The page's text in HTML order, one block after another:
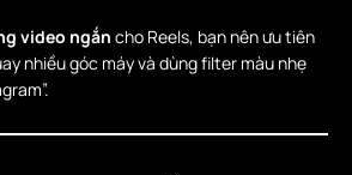
video ngắn cho Reels, bạn nên ưu tiên
nhiều góc máy và dùng filter màu nhẹ